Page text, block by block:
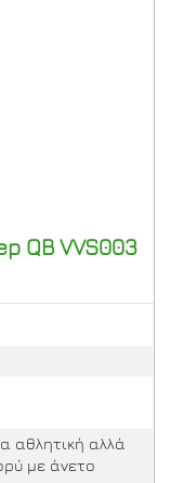
QBVVS003
αθλητική αλλά
με άνετο